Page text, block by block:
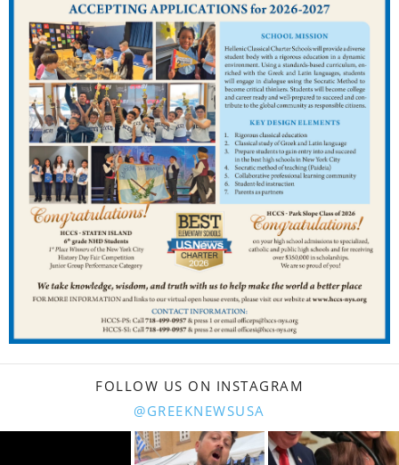
FOLLOW US ON INSTAGRAM
@GREEKNEWSUSA